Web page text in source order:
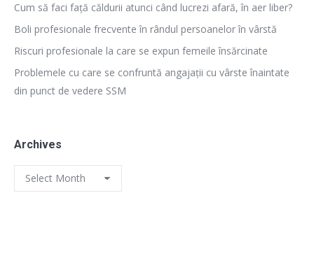
Cum să faci față căldurii atunci când lucrezi afară, în aer liber?
Boli profesionale frecvente în rândul persoanelor în vârstă
Riscuri profesionale la care se expun femeile însărcinate
Problemele cu care se confruntă angajații cu vârste înaintate
din punct de vedere SSM
Archives
Archives